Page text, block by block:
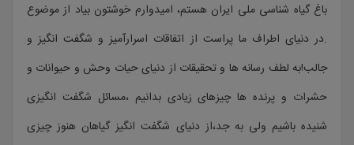
باغ گیاه شناسی ملی ایران هستم، امیدوارم خوشتون بیاد از موضوع
.در دنیای اطراف ما پراست از اتفاقات اسرارآمیز و شگفت انگیز و
جالب!به لطف رسانه ها و تحقیقات از دنیای حیات وحش و حیوانات و
حشرات و پرنده ها چیزهای زیادی بدانیم ،مسائل شگفت انگیزی
شنیده باشیم ولی به جد،از دنیای شگفت انگیز گیاهان هنوز چیزی